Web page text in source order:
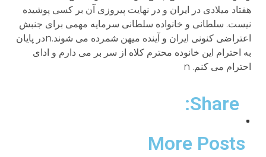
هفتاد میلادی در ایران و در نهایت پیروزی آن بر کسی پوشیده
نیست. سلطانی و خانواده سلطانی سرمایه مهمی برای جنبش
اعتراضی کنونی ایران و آینده میهن شمرده می شوند.nدر پایان
به احترام این خانوده محترم کلاه از سر بر می دارم و ادای
احترام می کنم. n
Share:
More Posts